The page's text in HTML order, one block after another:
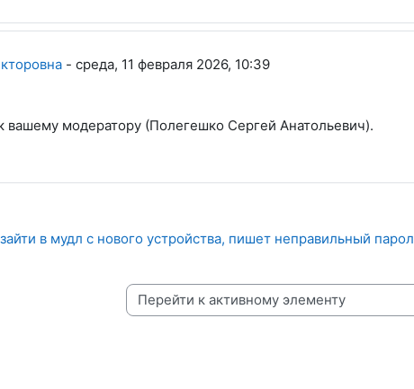
Александрович
-среда, 11 февраля 2026, 10:39
вашему модератору (Полегешко Сергей Анатольевич).
в мудл с нового устройства, пишет неправильный
Перейти к активному элементу